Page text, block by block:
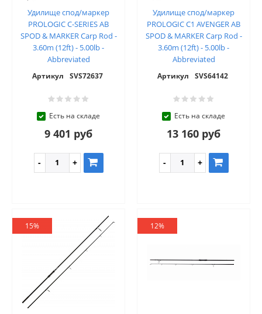
Удилище спод/маркер
PROLOGIC C-SERIES AB
SPOD & MARKER Carp Rod -
3.60m (12ft) - 5.00lb -
Abbreviated
Артикул SVS72637
Есть на складе
9 401 руб
Удилище спод/маркер
PROLOGIC C1 AVENGER AB
SPOD & MARKER Carp Rod -
3.60m (12ft) - 5.00lb -
Abbreviated
Артикул SVS64142
Есть на складе
13 160 руб
15% 12%